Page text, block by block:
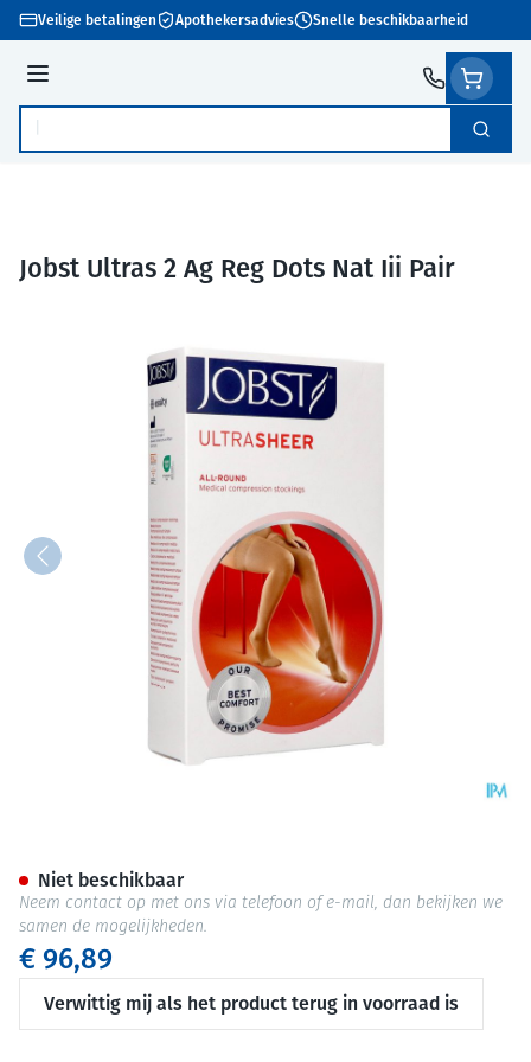
Ga naar de inhoud
Veilige betalingen Apothekersadvies Snelle beschikbaarheid
Menu
Product, merk, categorie... Zoek
Jobst Ultras 2 Ag Reg Dots Nat Iii Pair
€ 96,89
Verwittig mij als het product terug in voorraad is
Niet beschikbaar
Neem contact op met ons via telefoon of e-mail, dan bekijken we
samen de mogelijkheden.